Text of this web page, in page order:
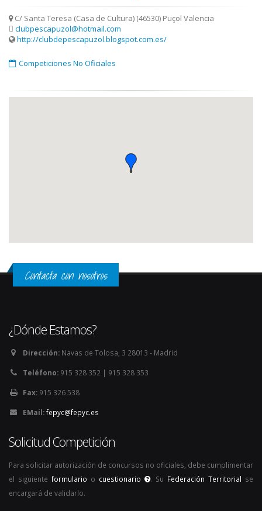
C/ Santa Teresa (Casa de Cultura) (46530) Puçol Valencia
clubpescapuzol@hotmail.com
http://clubdepescapuzol.blogspot.com.es/
Competiciones No Oficiales
Contacta con nosotros
¿Dónde Estamos?
Dirección: Navas de Tolosa, 3 28013 - Madrid
Teléfono: 915 328 352 | 915 328 353
Fax: 915 326 538
EMail:fepyc@fepyc.es
Solicitud Competición
Para solicitar autorización de concursos no oficiales, debe cumplimentar
el siguiente formulario o cuestionario . Su Federación Territorial se
encargará de validarlo.